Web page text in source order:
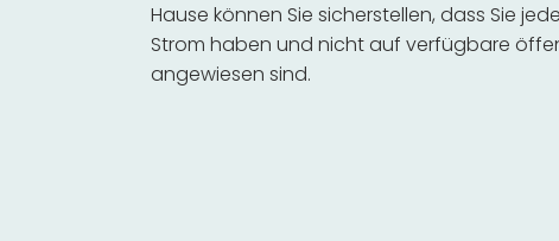
Hause können Sie sicherstellen, dass Sie
Strom haben und nicht auf verfügbare
angewiesen sind.